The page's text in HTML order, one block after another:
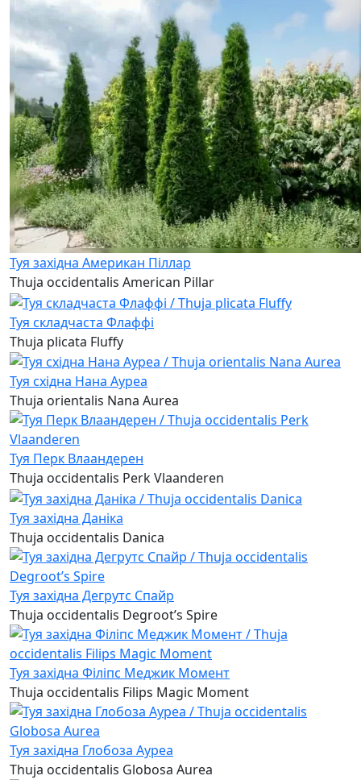
Туя західна Американ Піллар
Thuja occidentalis American Pillar
Туя складчаста Флаффі
Thuja plicata Fluffy
Туя східна Нана Ауреа
Thuja orientalis Nana Aurea
Туя Перк Влаандерен
Thuja occidentalis Perk Vlaanderen
Туя західна Даніка
Thuja occidentalis Danica
Туя західна Дегрутс Спайр
Thuja occidentalis Degroot’s Spire
Туя західна Філіпс Меджик Момент
Thuja occidentalis Filips Magic Moment
Туя західна Глобоза Ауреа
Thuja occidentalis Globosa Aurea